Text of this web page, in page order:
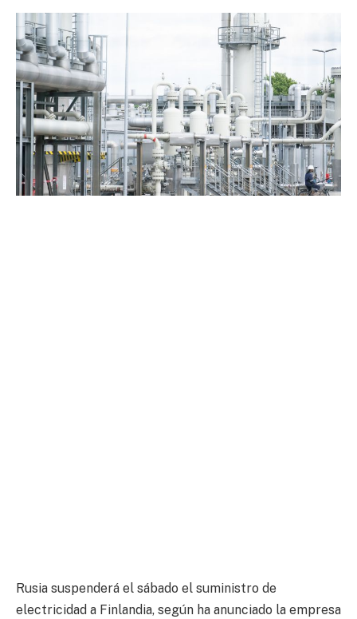
Rusia suspenderá el sábado el suministro de
electricidad a Finlandia, según ha anunciado la empresa